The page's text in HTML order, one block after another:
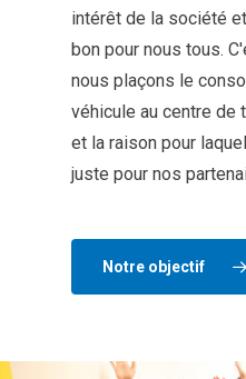
intérêt de la société
bon pour nous tous.
nous plaçons le
véhicule au centre de
et la raison pour
juste pour nos
Notre objectif